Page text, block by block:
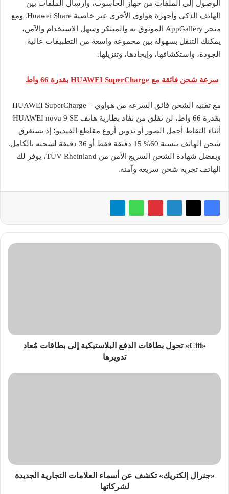
الوصول إلى الملفات من جهاز الحاسوب، وإرسال الملفات بين
الهاتف الذكي وأجهزة هواوي الأخرى عبر خاصية Huawei Share. ومع
متجر AppGallery الموثوق به والمبتكر وسهل الاستخدام والآمن،
يمكنك التنقل بسهولة بين مجموعة واسعة من التطبيقات عالية
الجودة، واستكشافها، وإيجادها، وتنزيلها.
سرعة شحن فائقة مع HUAWEI SuperCharge بقدرة 66 واط
مع تقنية الشحن فائق السرعة من هواوي – HUAWEI SuperCharge
بقدرة 66 واط، لن تقلق من نفاد بطارية هاتف HUAWEI nova 9 SE
أثناء التقاط أجمل الصور أو تدوين أروع مقاطع الفيديو؛ إذ يستغرق
شحن الهاتف بنسبة 60% 15 دقيقة فقط أو 36 دقيقة لشحنه بالكامل.
وبفضل شهادة الشحن السريع الآمن من TÜV Rheinland، يوفر لك
الهاتف تجربة شحن سريعة وآمنة.
تدويرها
«Citi» تحول بطاقات الدفع البلاستيكية إلى بطاقات مُعاد
تدويرها
«جنرال
لشركاتها
«جنرال إلكتريك» تكشف عن أسماء العلامات التجارية الجديدة
لشركاتها